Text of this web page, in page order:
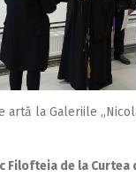
artă la Galeriile
Filofteia de la Curtea